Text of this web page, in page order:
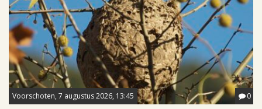
Voorschoten, 7 augustus 2026, 13:45 0